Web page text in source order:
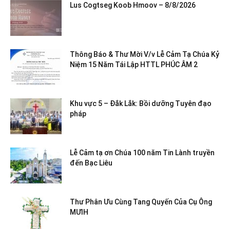
Lus Cogtseg Koob Hmoov – 8/8/2026
Thông Báo & Thư Mời V/v Lễ Cảm Tạ Chúa Kỷ
Niệm 15 Năm Tái Lập HTTL PHÚC ÂM 2
Khu vực 5 – Đắk Lắk: Bồi dưỡng Tuyên đạo
pháp
Lễ Cảm tạ ơn Chúa 100 năm Tin Lành truyền
đến Bạc Liêu
Thư Phân Ưu Cùng Tang Quyến Của Cụ Ông
MƯIH